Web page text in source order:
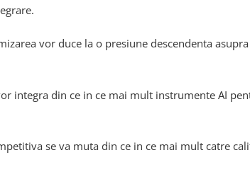
vor duce la o presiune descendenta
integra din ce in ce mai mult instrumente AI
se va muta din ce in ce mai mult catre